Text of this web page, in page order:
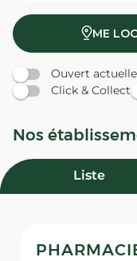
ME
Ouvert
Click & Collect
Nos
Liste